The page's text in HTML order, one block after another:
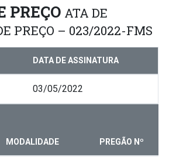
PREÇO ATA DE
PREÇO – 023/2022-FMS
DATA DE ASSINATURA
03/05/2022
MODALIDADE PREGÃO Nº